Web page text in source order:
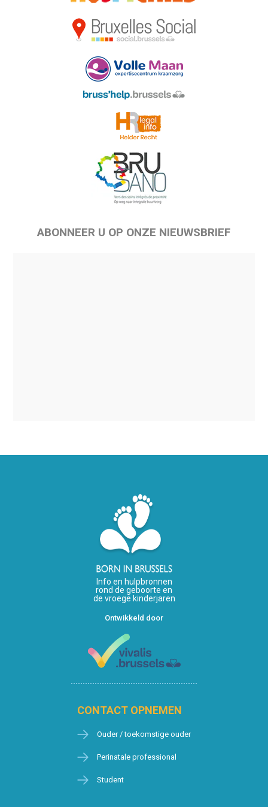
ABONNEER U OP ONZE NIEUWSBRIEF
Info en hulpbronnen
rond de geboorte en
de vroege kinderjaren
Ontwikkeld door
CONTACT OPNEMEN
Ouder / toekomstige ouder
Perinatale professional
Student